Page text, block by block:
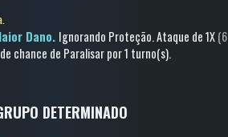
Dano. Ignorando Proteção.Ataque de 1X
chance de Paralisarpor 1 turno(s).
DETERMINADO